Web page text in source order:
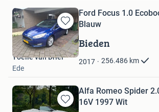
Bewaren
in
Mijn
Favorieten
Ford Focus 1.0
Blauw
Bieden
2017 256.486 km
Yoëlle van Driel
Ede
Bewaren
Alfa Romeo Spider
16V 1997 Wit